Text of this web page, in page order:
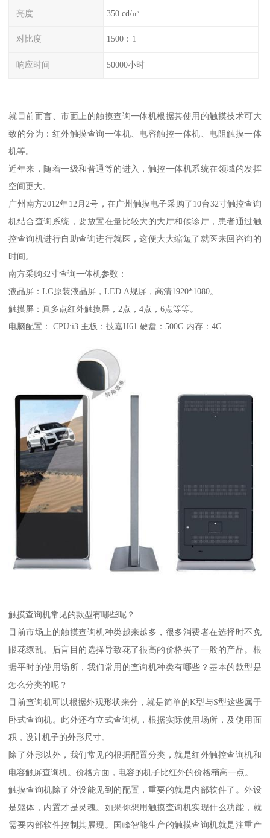
亮度 350 cd/㎡
对比度 1500：1
响应时间 50000小时
就目前而言、市面上的触摸查询一体机根据其使用的触摸技术可大
致的分为：红外触摸查询一体机、电容触控一体机、电阻触摸一体
机等。
近年来，随着一级和普通等的进入，触控一体机系统在领域的发挥
空间更大。
广州南方2012年12月2号，在广州触摸电子采购了10台32寸触控查询
机结合查询系统，要放置在量比较大的大厅和候诊厅，患者通过触
控查询机进行自助查询进行就医，这便大大缩短了就医来回咨询的
时间。
南方采购32寸查询一体机参数：
液晶屏：LG原装液晶屏，LED A规屏，高清1920*1080。
触摸屏：真多点红外触摸屏，2点，4点，6点等等。
电脑配置： CPU:i3 主板：技嘉H61 硬盘：500G 内存：4G
触摸查询机常见的款型有哪些呢？
目前市场上的触摸查询机种类越来越多，很多消费者在选择时不免
眼花缭乱。后盲目的选择导致花了很高的价格买了一般的产品。根
据平时的使用场所，我们常用的查询机种类有哪些？基本的款型是
怎么分类的呢？
目前查询机可以根据外观形状来分，就是简单的K型与S型这些属于
卧式查询机。此外还有立式查询机，根据实际使用场所，及使用面
积，设计机子的外形尺寸。
除了外形以外，我们常见的根据配置分类，就是红外触控查询机和
电容触屏查询机。价格方面，电容的机子比红外的价格稍高一点。
触摸查询机除了外设能见到的配置，重要的就是内部软件了。外设
是躯体，内置才是灵魂。如果你想用触摸查询机实现什么功能，就
需要内部软件控制其展现。国峰智能生产的触摸查询机就是注重产